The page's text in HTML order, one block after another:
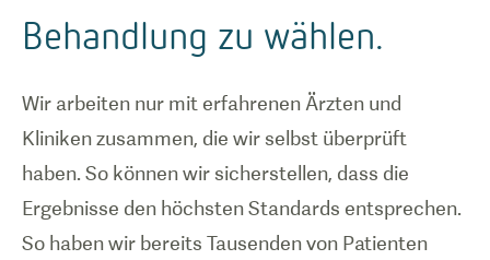
Behandlung zu wählen.
Wir arbeiten nur mit erfahrenen Ärzten und
Kliniken zusammen, die wir selbst überprüft
haben. So können wir sicherstellen, dass die
Ergebnisse den höchsten Standards entsprechen.
So haben wir bereits Tausenden von Patienten